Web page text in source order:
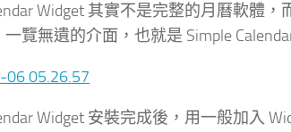
Widget 其實不是完整的月曆軟體
覽無遺的介面，也就是 Simple
Widget 安裝完成後，用一般加入